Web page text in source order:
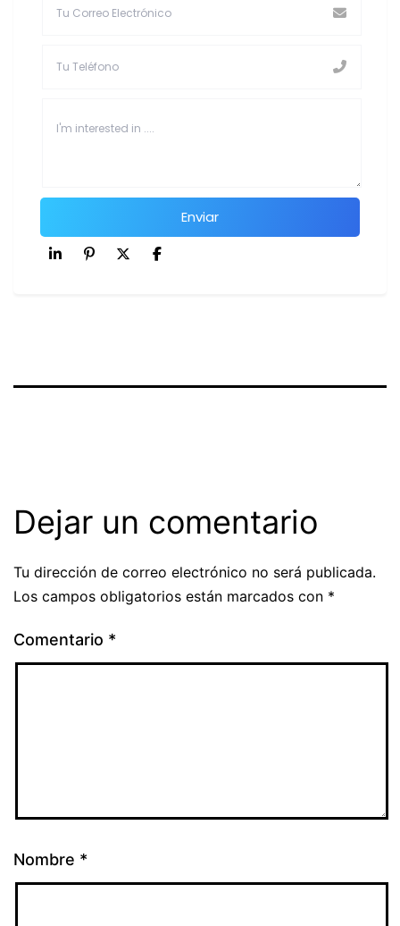
Enviar
Dejar un comentario
Tu dirección de correo electrónico no será publicada.
Los campos obligatorios están marcados con *
Comentario *
Nombre *